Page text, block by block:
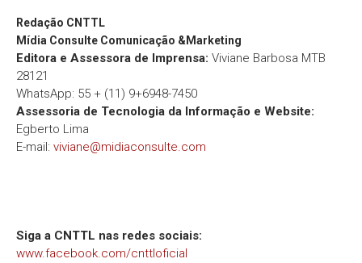
Redação CNTTL
Mídia Consulte Comunicação &Marketing
Editora e Assessora de Imprensa: Viviane Barbosa MTB
28121
WhatsApp: 55 + (11) 9+6948-7450
Assessoria de Tecnologia da Informação e Website:
Egberto Lima
E-mail: viviane@midiaconsulte.com
Siga a CNTTL nas redes sociais:
www.facebook.com/cnttloficial